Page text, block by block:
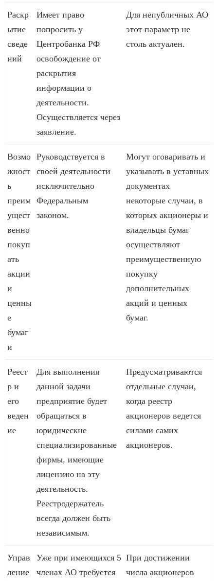
Раскр
ытие
сведе
ний
Имеет право
попросить у
Центробанка РФ
освобождение от
раскрытия
информации о
деятельности.
Осуществляется через
заявление.
Для непубличных АО
этот параметр не
столь актуален.
Возмо
жност
ь
преим
ущест
венно
покуп
ать
акции
и
ценны
е
бумаг
и
Руководствуется в
своей деятельности
исключительно
Федеральным
законом.
Могут оговаривать и
указывать в уставных
документах
некоторые случаи, в
которых акционеры и
владельцы бумаг
осуществляют
преимущественную
покупку
дополнительных
акций и ценных
бумаг.
Реест
р и
его
веден
ие
Для выполнения
данной задачи
предприятие будет
обращаться в
юридические
специализированные
фирмы, имеющие
лицензию на эту
деятельность.
Реестродержатель
всегда должен быть
независимым.
Предусматриваются
отдельные случаи,
когда реестр
акционеров ведется
силами самих
акционеров.
Управ
ление
Уже при имеющихся 5
членах АО требуется
При достижении
числа акционеров